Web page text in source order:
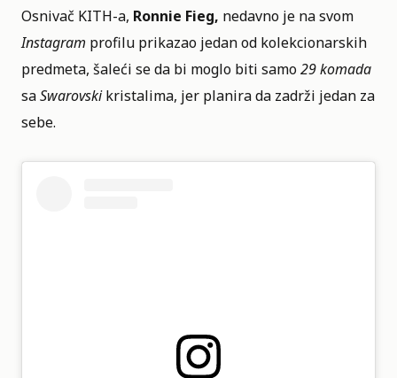
Osnivač KITH-a, Ronnie Fieg, nedavno je na svom
Instagram profilu prikazao jedan od kolekcionarskih
predmeta, šaleći se da bi moglo biti samo29 komada
saSwarovskikristalima, jer planira da zadrži jedan za
sebe.